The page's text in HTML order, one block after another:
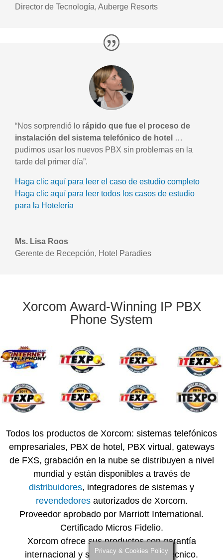
Director de Tecnología, Auberge Resorts
“Nos sorprendió lo rápido que fue el proceso de
instalación del sistema telefónico de hotel …
pudimos usar los nuevos PBX sin problemas en la
tarde del primer día”.
Haga clic aquí para leer el caso de estudio completo
Haga clic aquí para leer todos los casos de estudio
para la Hotelería
Ms. Lisa Roos
Gerente de Recepción, Hotel Paradies
Xorcom Award-Winning IP PBX
Phone System
Todos los productos de Xorcom: sistemas telefónicos
empresariales, PBX de hotel, PBX virtual, gateways
de FXS, grabación en la nube se distribuyen a nivel
mundial y están disponibles a través de
distribuidores, integradores de sistemas y
revendedoresautorizados de Xorcom.
Proveedor aprobado por Marriott International.
Certificado Micros Fidelio.
Xorcom ofrece sus productos con garantía
internacional y servicios de soporte técnico.
Privacy & Cookies Policy